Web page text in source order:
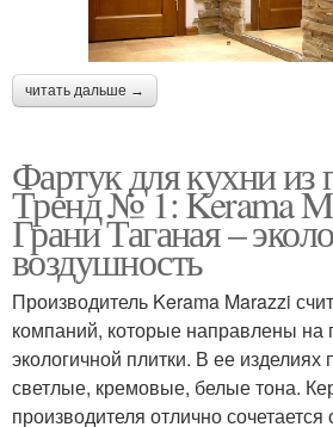
читать дальше →
Фартук для кухни из
Тренд № 1: Kerama
Грани Таганая –
воздушность
Производитель Kerama Marazzi
компаний, которые направлены на
экологичной плитки. В ее изделиях
светлые, кремовые, белые тона.
производителя отлично сочетается